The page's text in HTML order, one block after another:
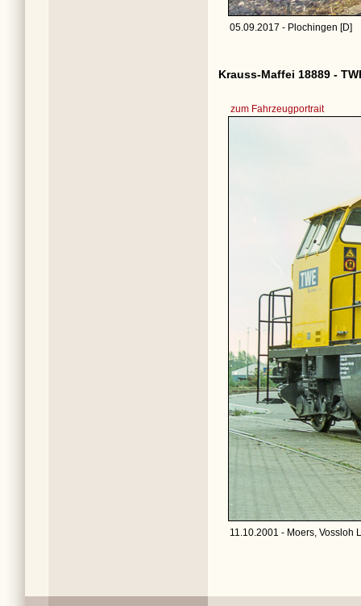
05.09.2017 - Plochingen [D]
Krauss-Maffei 18889 -
zum Fahrzeugportrait
11.10.2001 - Moers, Vossloh